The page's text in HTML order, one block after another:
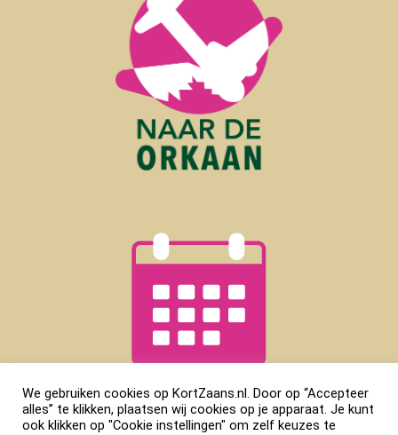
We gebruiken cookies op KortZaans.nl. Door op “Accepteer
alles” te klikken, plaatsen wij cookies op je apparaat. Je kunt
ook klikken op "Cookie instellingen" om zelf keuzes te